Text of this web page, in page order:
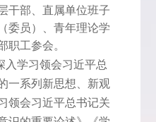
干部、直属单位班子
委员）、青年理论学
职工参会。
入学习领会习近平总
一系列新思想、新观
领会习近平总书记关